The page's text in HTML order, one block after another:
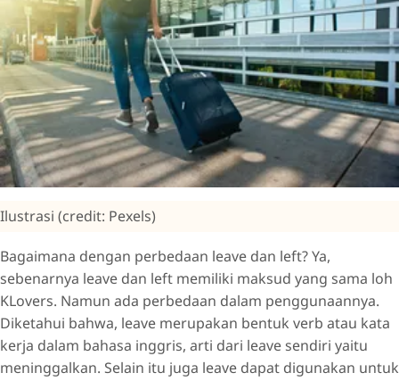
Ilustrasi (credit: Pexels)
Bagaimana dengan perbedaan leave dan left? Ya,
sebenarnya leave dan left memiliki maksud yang sama loh
KLovers. Namun ada perbedaan dalam penggunaannya.
Diketahui bahwa, leave merupakan bentuk verb atau kata
kerja dalam bahasa inggris, arti dari leave sendiri yaitu
meninggalkan. Selain itu juga leave dapat digunakan untuk